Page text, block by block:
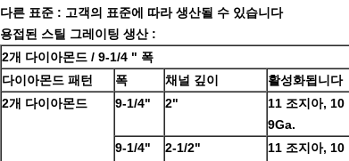
다른 표준 : 고객의 표준에 따라 생산될 수 있습니다
용접된 스틸 그레이팅 생산 :
2개 다이아몬드 / 9-1/4 " 폭
다이아몬드 패턴
폭 채널 깊이 활성화됩니다
2개 다이아몬드
9-1/4" 2"
11 조지아, 10
9Ga.
9-1/4" 2-1/2"
11 조지아, 10